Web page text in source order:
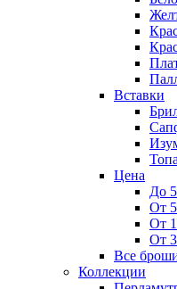
Вставки
Цена
До
От
От
От
Все
Коллекции